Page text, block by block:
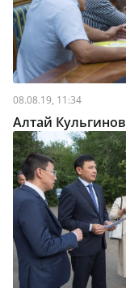
08.08.19, 11:34
Алтай